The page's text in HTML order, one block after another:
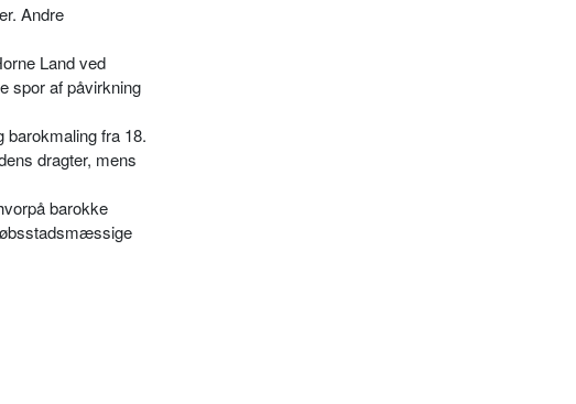
Andre
Land ved
spor af påvirkning
barokmaling fra 18.
dragter, mens
barokke